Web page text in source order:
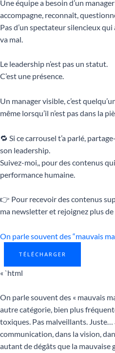
Une équipe a besoin d’un
accompagne, reconnaît,
Pas d’un spectateur silencieux
va mal.
Le leadership n’est pas un statut.
C’est une présence.
Un manager visible, c’est
même lorsqu’il n’est pas dans la
🔁 Si ce carrousel t’a parlé,
son leadership.
Suivez-moi,, pour des contenus
performance humaine.
👉 Pour recevoir des contenus
ma newsletter et rejoignez plus
On parle souvent des “mauvais
TÉLÉCHARGER
« `html
On parle souvent des « mauvais
autre catégorie, bien plus
toxiques. Pas malveillants. Juste…
communication, dans la vision,
autant de dégâts que la mauvaise